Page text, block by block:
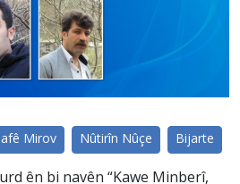
Mirov Nûtirîn Nûçe Bijarte
ên bi navên “Kawe Minberî,